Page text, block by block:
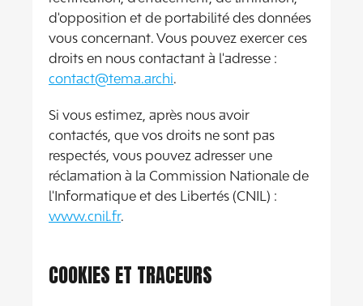
d'opposition et de portabilité des données
vous concernant. Vous pouvez exercer ces
droits en nous contactant à l'adresse :
contact@tema.archi.
Si vous estimez, après nous avoir
contactés, que vos droits ne sont pas
respectés, vous pouvez adresser une
réclamation à la Commission Nationale de
l'Informatique et des Libertés (CNIL) :
www.cnil.fr.
COOKIES ET TRACEURS